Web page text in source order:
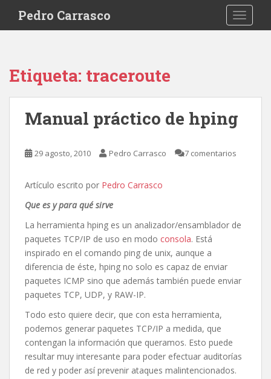
i
Pedro Carrasco
Etiqueta: traceroute
Manual práctico de hping
29 agosto, 2010 Pedro Carrasco 7 comentarios
Artículo escrito por Pedro Carrasco
Que es y para qué sirve
La herramienta hping es un analizador/ensamblador de
paquetes TCP/IP de uso en modo consola. Está
inspirado en el comando ping de unix, aunque a
diferencia de éste, hping no solo es capaz de enviar
paquetes ICMP sino que además también puede enviar
paquetes TCP, UDP, y RAW-IP.
Todo esto quiere decir, que con esta herramienta,
podemos generar paquetes TCP/IP a medida, que
contengan la información que queramos. Esto puede
resultar muy interesante para poder efectuar auditorías
de red y poder así prevenir ataques malintencionados.